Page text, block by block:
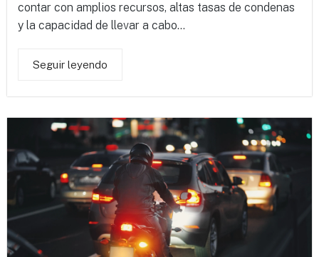
contar con amplios recursos, altas tasas de condenas
y la capacidad de llevar a cabo...
Seguir leyendo